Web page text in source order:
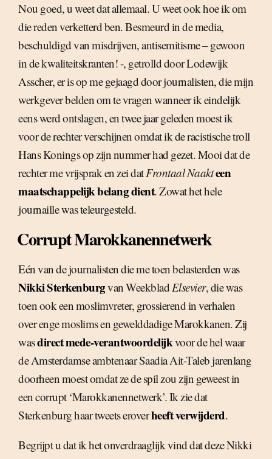
Nou goed, u weet dat allemaal. U weet ook hoe ik om
die reden verketterd ben. Besmeurd in de media,
beschuldigd van misdrijven, antisemitisme – gewoon
in de kwaliteitskranten! -, getrolld door Lodewijk
Asscher, er is op me gejaagd door journalisten, die mijn
werkgever belden om te vragen wanneer ik eindelijk
eens werd ontslagen, en twee jaar geleden moest ik
voor de rechter verschijnen omdat ik de racistische troll
Hans Konings op zijn nummer had gezet. Mooi dat de
rechter me vrijsprak en zei datFrontaal Naakteen
maatschappelijk belang dient. Zowat het hele
journaille was teleurgesteld.
Corrupt Marokkanennetwerk
Eén van de journalisten die me toen belasterden was
Nikki Sterkenburgvan WeekbladElsevier, die was
toen ook een moslimvreter, grossierend in verhalen
over enge moslims en gewelddadige Marokkanen. Zij
wasdirect mede-verantwoordelijkvoor de hel waar
de Amsterdamse ambtenaar Saadia Ait-Taleb jarenlang
doorheen moest omdat ze de spil zou zijn geweest in
een corrupt ‘Marokkanennetwerk’. Ik zie dat
Sterkenburg haar tweets eroverheeft verwijderd.
Begrijpt u dat ik het onverdraaglijk vind dat deze Nikki